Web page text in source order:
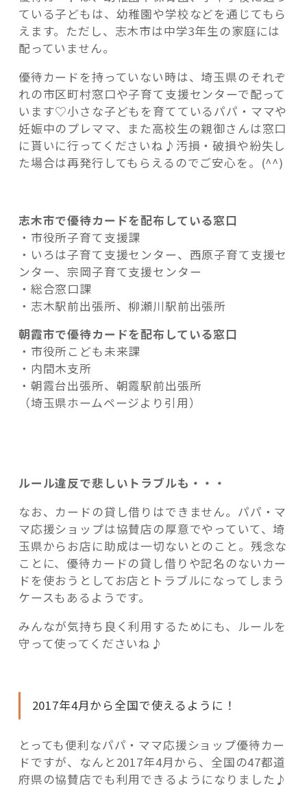
ている子どもは、幼稚園や学校などを通じてもら
えます。ただし、志木市は中学3年生の家庭には
配っていません。
優待カードを持っていない時は、埼玉県のそれぞ
れの市区町村窓口や子育て支援センターで配って
います♡小さな子どもを育てているパパ・ママや
妊娠中のプレママ、また高校生の親御さんは窓口
に貰いに行ってくださいね♪汚損・破損や紛失し
た場合は再発行してもらえるのでご安心を。(^^)
志木市で優待カードを配布している窓口
・市役所子育て支援課
・いろは子育て支援センター、西原子育て支援セ
ンター、宗岡子育て支援センター
・総合窓口課
・志木駅前出張所、柳瀬川駅前出張所
朝霞市で優待カードを配布している窓口
・市役所こども未来課
・内間木支所
・朝霞台出張所、朝霞駅前出張所
（埼玉県ホームページより引用）
ルール違反で悲しいトラブルも・・・
なお、カードの貸し借りはできません。パパ・マ
マ応援ショップは協賛店の厚意でやっていて、埼
玉県からお店に助成は一切ないとのこと。残念な
ことに、優待カードの貸し借りや記名のないカー
ドを使おうとしてお店とトラブルになってしまう
ケースもあるようです。
みんなが気持ち良く利用するためにも、ルールを
守って使ってくださいね♪
2017年4月から全国で使えるように！
とっても便利なパパ・ママ応援ショップ優待カー
ドですが、なんと2017年4月から、全国の47都道
府県の協賛店でも利用できるようになりました♪